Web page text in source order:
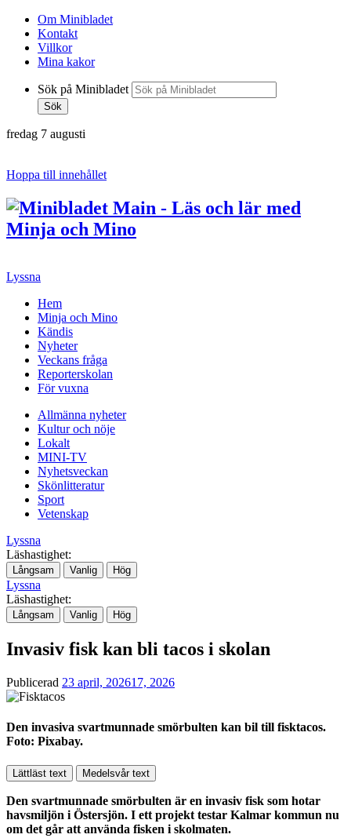
Om Minibladet
Kontakt
Villkor
Mina kakor
Sök på Minibladet
Sök
fredag 7 augusti
Hoppa till innehållet
Lyssna
Hem
Minja och Mino
Kändis
Nyheter
Veckans fråga
Reporterskolan
För vuxna
Allmänna nyheter
Kultur och nöje
Lokalt
MINI-TV
Nyhetsveckan
Skönlitteratur
Sport
Vetenskap
Lyssna
Läshastighet:
Långsam Vanlig Hög
Lyssna
Läshastighet:
Långsam Vanlig Hög
Invasiv fisk kan bli tacos i skolan
Publicerad 23 april, 202617, 2026
Den invasiva svartmunnade smörbulten kan bil till fisktacos.
Foto: Pixabay.
Lättläst text Medelsvår text
Den svartmunnade smörbulten är en invasiv fisk som hotar
havsmiljön i Östersjön. I ett projekt testar Kalmar kommun nu
om det går att använda fisken i skolmaten.